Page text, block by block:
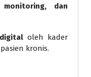
monitoring, dan
oleh kader
kronis.